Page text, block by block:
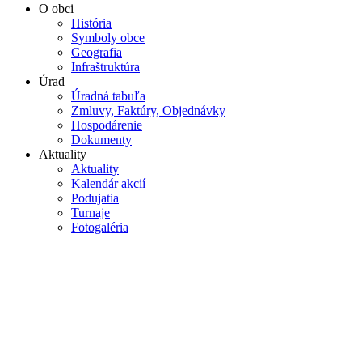
O obci
História
Symboly obce
Geografia
Infraštruktúra
Úrad
Úradná tabuľa
Zmluvy, Faktúry, Objednávky
Hospodárenie
Dokumenty
Aktuality
Aktuality
Kalendár akcií
Podujatia
Turnaje
Fotogaléria